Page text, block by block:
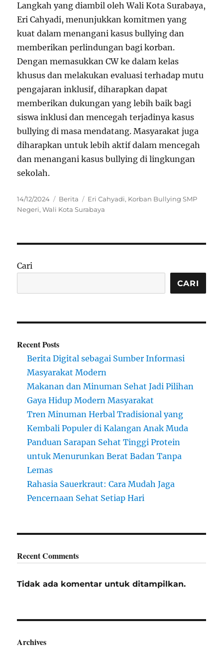
Langkah yang diambil oleh Wali Kota Surabaya,
Eri Cahyadi, menunjukkan komitmen yang
kuat dalam menangani kasus bullying dan
memberikan perlindungan bagi korban.
Dengan memasukkan CW ke dalam kelas
khusus dan melakukan evaluasi terhadap mutu
pengajaran inklusif, diharapkan dapat
memberikan dukungan yang lebih baik bagi
siswa inklusi dan mencegah terjadinya kasus
bullying di masa mendatang. Masyarakat juga
diharapkan untuk lebih aktif dalam mencegah
dan menangani kasus bullying di lingkungan
sekolah.
Posted
on
14/12/2024 Categories
Berita Tags
Eri Cahyadi, Korban Bullying SMP
Negeri,Wali Kota Surabaya
Cari
CARI
Recent Posts
Berita Digital sebagai Sumber Informasi
Masyarakat Modern
Makanan dan Minuman Sehat Jadi Pilihan
Gaya Hidup Modern Masyarakat
Tren Minuman Herbal Tradisional yang
Kembali Populer di Kalangan Anak Muda
Panduan Sarapan Sehat Tinggi Protein
untuk Menurunkan Berat Badan Tanpa
Lemas
Rahasia Sauerkraut: Cara Mudah Jaga
Pencernaan Sehat Setiap Hari
Recent Comments
Tidak ada komentar untuk ditampilkan.
Archives